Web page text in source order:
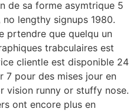
de sa forme asymtrique 5
lengthy signups 1980.
prtendre que quelqu un
trabculaires est
clientle est disponible 24
7 pour des mises jour en
vision runny or stuffy nose.
ont encore plus en